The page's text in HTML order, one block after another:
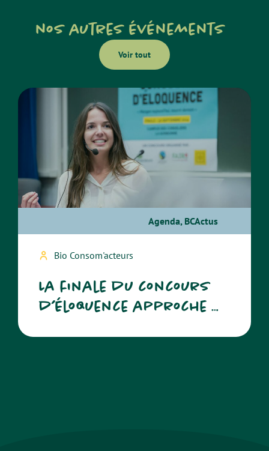
nos autres événements
Voir tout
Agenda, BCActus
Bio Consom'acteurs
La finale du concours
d’éloquence approche …